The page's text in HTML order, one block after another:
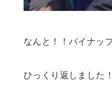
なんと！！パイナッ
ひっくり返しました！